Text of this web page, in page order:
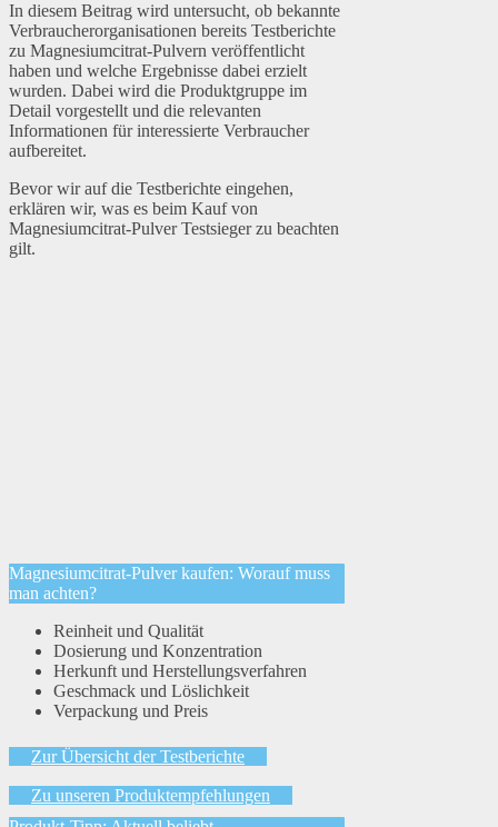
In diesem Beitrag wird untersucht, ob bekannte
Verbraucherorganisationen bereits Testberichte
zu Magnesiumcitrat-Pulvern veröffentlicht
haben und welche Ergebnisse dabei erzielt
wurden. Dabei wird die Produktgruppe im
Detail vorgestellt und die relevanten
Informationen für interessierte Verbraucher
aufbereitet.
Bevor wir auf die Testberichte eingehen,
erklären wir, was es beim Kauf von
Magnesiumcitrat-Pulver Testsieger zu beachten
gilt.
Magnesiumcitrat-Pulver kaufen: Worauf muss
man achten?
Reinheit und Qualität
Dosierung und Konzentration
Herkunft und Herstellungsverfahren
Geschmack und Löslichkeit
Verpackung und Preis
Zur Übersicht der Testberichte
Zu unseren Produktempfehlungen